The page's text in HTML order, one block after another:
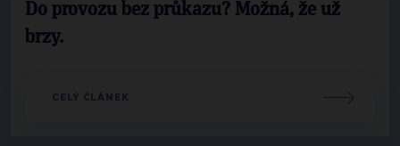
Do provozu bez průkazu? Možná, že už
brzy.
CELÝ ČLÁNEK